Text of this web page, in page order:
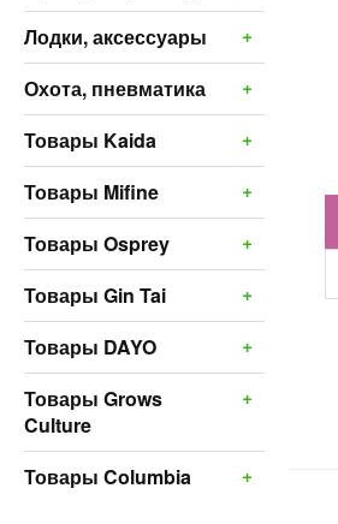
+
Лодки, аксессуары
+
Охота, пневматика
+
Товары Kaida
+
Товары Mifine
+
Товары Osprey
+
Товары Gin Tai
+
Товары DAYO
+
Товары Grows
Culture
+
Товары Columbia